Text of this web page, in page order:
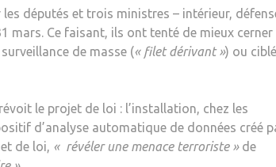
députés et trois ministres – intérieur,
mars. Ce faisant, ils ont tenté de mieux cerner
de masse (« filet dérivant ») ou
le projet de loi : l’installation, chez les
d’analyse automatique de données créé
de loi, « révéler une menace terroriste »de